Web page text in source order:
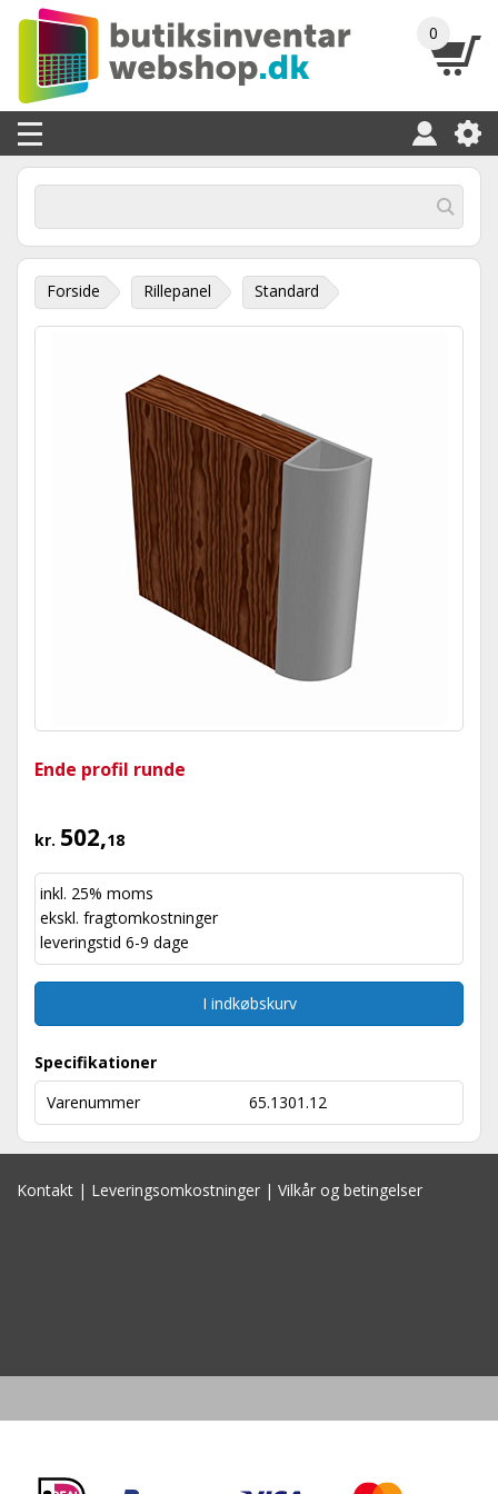
0
Forside Rillepanel Standard
Ende profil runde
kr. 502,18
inkl. 25% moms
ekskl. fragtomkostninger
leveringstid 6-9 dage
I indkøbskurv
Specifikationer
Varenummer
65.1301.12
Kontakt | Leveringsomkostninger | Vilkår og betingelser